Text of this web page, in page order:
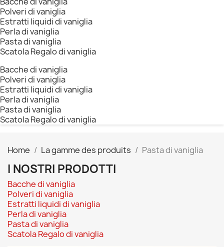
Polveri di vaniglia
Estratti liquidi di vaniglia
Perla di vaniglia
Pasta di vaniglia
Scatola Regalo di vaniglia
Bacche di vaniglia
Polveri di vaniglia
Estratti liquidi di vaniglia
Perla di vaniglia
Pasta di vaniglia
Scatola Regalo di vaniglia
Home La gamme des produits Pasta di vaniglia
I NOSTRI PRODOTTI
Bacche di vaniglia
Polveri di vaniglia
Estratti liquidi di vaniglia
Perla di vaniglia
Pasta di vaniglia
Scatola Regalo di vaniglia